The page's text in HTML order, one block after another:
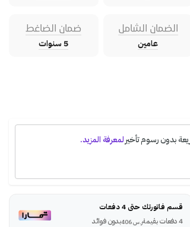
الضمان الشامل
عامين
ضمان الضاغط
5 سنوات
قسم فاتورتك حتى 4 دفعات
4 دفعات بقيمة
ر.س406 بدون فوائد